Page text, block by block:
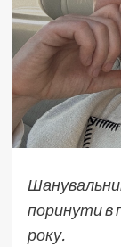
поринути в
року.